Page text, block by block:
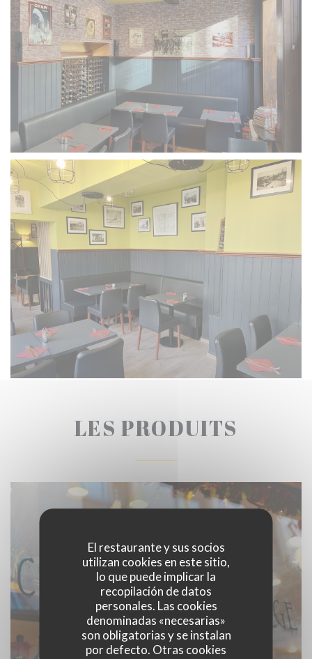
El restaurante y sus socios
utilizan cookies en este sitio,
lo que puede implicar la
recopilación de datos
personales. Las cookies
denominadas «necesarias»
son obligatorias y se instalan
por defecto. Otras cookies
LES PRODUITS